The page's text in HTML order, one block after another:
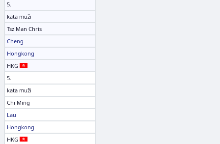
5.
kata muži
Tsz Man Chris
Cheng
Hongkong
HKG
5.
kata muži
Chi Ming
Lau
Hongkong
HKG